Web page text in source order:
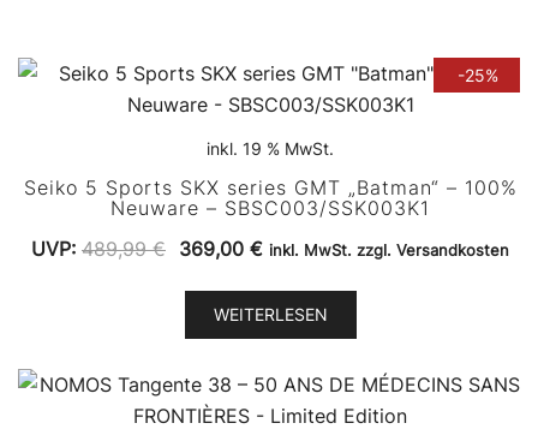
-25%
inkl. 19 % MwSt.
Seiko 5 Sports SKX series GMT „Batman“ – 100%
Neuware – SBSC003/SSK003K1
UVP: 489,99€ Ursprünglicher
war:
489,99 €
369,00 €Aktueller
ist:
369,00 €.
inkl. MwSt. zzgl. Versandkosten
WEITERLESEN